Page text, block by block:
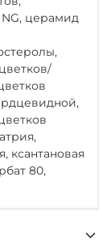
церамид
ксантановая
80,